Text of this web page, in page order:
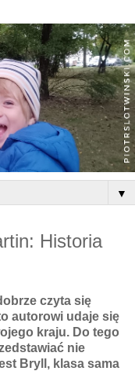
▼
Historia
czyta się
autorowi udaje się
kraju. Do tego
nie
Bryll, klasa sama